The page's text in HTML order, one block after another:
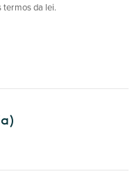
termos da lei.